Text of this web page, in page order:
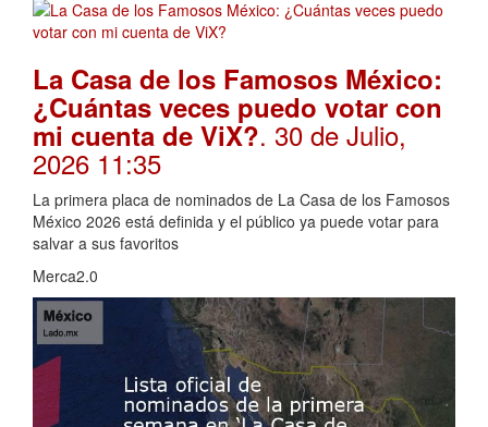
La Casa de los Famosos México:
¿Cuántas veces puedo votar con
mi cuenta de ViX?. 30 de Julio,
2026 11:35
La primera placa de nominados de La Casa de los Famosos
México 2026 está definida y el público ya puede votar para
salvar a sus favoritos
Merca2.0